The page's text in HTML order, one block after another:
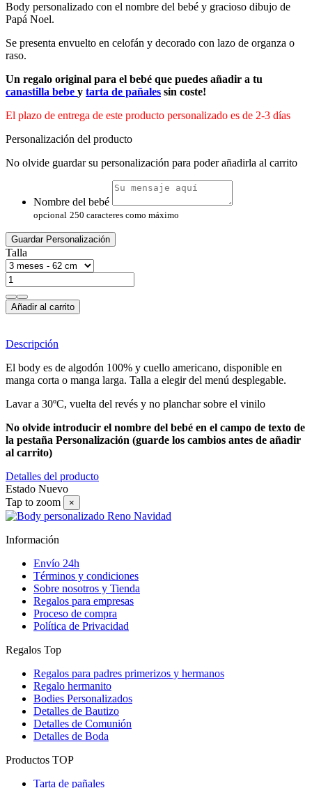
Body personalizado con el nombre del bebé y gracioso dibujo de
Papá Noel.
Se presenta envuelto en celofán y decorado con lazo de organza o
raso.
Un regalo original para el bebé que puedes añadir a tu
canastilla bebe y tarta de pañales sin coste!
El plazo de entrega de este producto personalizado es de 2-3 días
Personalización del producto
No olvide guardar su personalización para poder añadirla al carrito
Nombre del bebé
opcional 250 caracteres como máximo
Guardar Personalización
Talla
Añadir al carrito
Descripción
El body es de algodón 100% y cuello americano, disponible en
manga corta o manga larga. Talla a elegir del menú desplegable.
Lavar a 30ºC, vuelta del revés y no planchar sobre el vinilo
No olvide introducir el nombre del bebé en el campo de texto de
la pestaña Personalización (guarde los cambios antes de añadir
al carrito)
Detalles del producto
Estado Nuevo
Tap to zoom
×
Información
Envío 24h
Términos y condiciones
Sobre nosotros y Tienda
Regalos para empresas
Proceso de compra
Política de Privacidad
Regalos Top
Regalos para padres primerizos y hermanos
Regalo hermanito
Bodies Personalizados
Detalles de Bautizo
Detalles de Comunión
Detalles de Boda
Productos TOP
Tarta de pañales